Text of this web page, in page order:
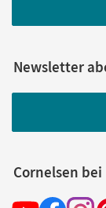
Newsletter
Cornelsen bei